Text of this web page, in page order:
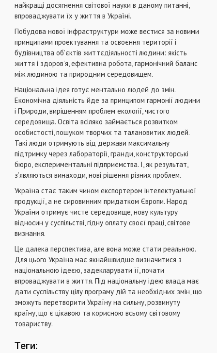
найкращi досягнення свiтової науки в даному питаннi,
впроваджувати їх у життя в Українi.
Побудова нової iнфраструктури може вестися за новими
принципами проектування та освоєння територiї i
будiвництва об’єктiв життєдiяльностi людини: якiсть
життя i здоров’я, ефективна робота, гармонiчний баланс
мiж людиною та природним середовищем.
Нацiональна iдея готує ментально людей до змiн.
Економiчна дiяльнiсть йде за принципом гармонiї людини
i Природи, вирiшенням проблем екологiї, чистого
середовища. Освiта всiляко займається розвитком
особистостi, пошуком творчих та талановитих людей.
Такi люди отримують вiд держави максимальну
пiдтримку через лабораторiї, гранди, конструкторськi
бюро, експериментальнi пiдприємства. І, як результат,
з’являються винаходи, новi рiшення рiзних проблем.
Україна стає таким чином експортером iнтелектуальної
продукцiї, а не сировинним придатком Європи. Народ
України отримує чисте середовище, нову культуру
вiдносин у суспiльствi, гiдну оплату своєї працi, свiтове
визнання.
Це далека перспектива, але вона може стати реальною.
Для цього Україна має якнайшвидше визначитися з
нацiональною iдеєю, задекларувати її, почати
впроваджувати в життя. Пiд нацiональну iдею влада має
дати суспiльству цiлу програму дiй та необхiдних змiн, що
зможуть перетворити Україну на сильну, розвинуту
країну, що є цiкавою та корисною всьому свiтовому
товариству.
Теги: